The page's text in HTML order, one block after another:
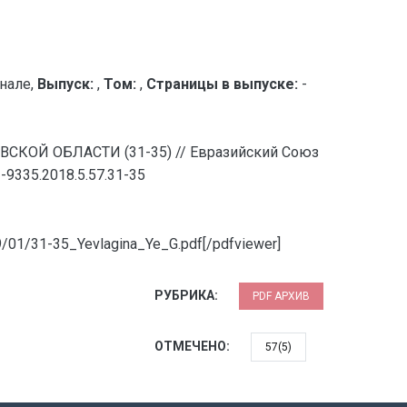
Выпуск: , Том: , Страницы в выпуске: -
ОБЛАСТИ (31-35) // Евразийский Союз
35
31-35_Yevlagina_Ye_G.pdf[/pdfviewer]
РУБРИКА: PDF АРХИВ
ОТМЕЧЕНО: 57(5)